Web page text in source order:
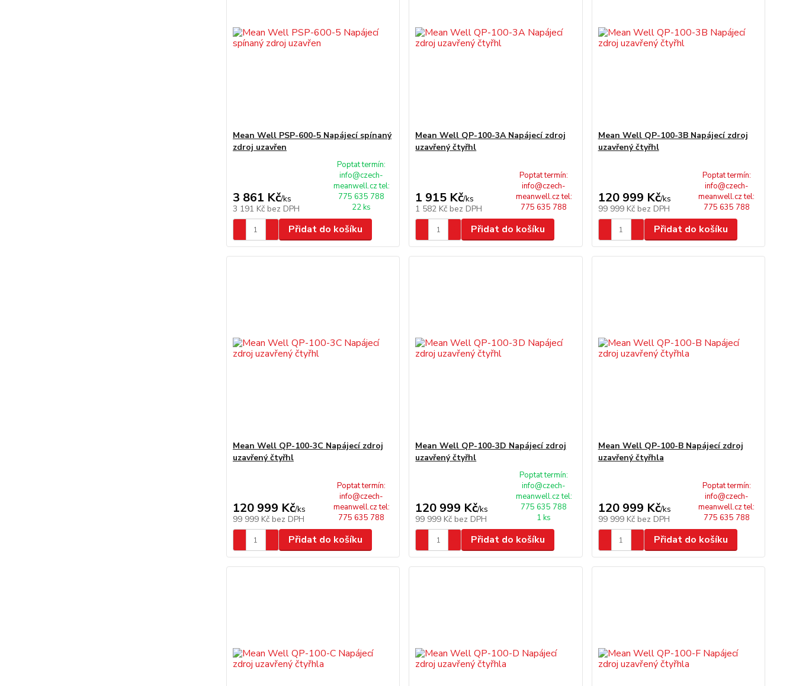
Mean Well PSP-600-5 Napájecí spínaný
zdroj uzavřen
3 861 Kč/ks
3 191 Kč bez DPH
Poptat termín:
info@czech-
meanwell.cz tel:
775 635 788
22 ks
Přidat do košíku
Mean Well QP-100-3A Napájecí zdroj
uzavřený čtyřhl
1 915 Kč/ks
1 582 Kč bez DPH
Poptat termín:
info@czech-
meanwell.cz tel:
775 635 788
Přidat do košíku
Mean Well QP-100-3B Napájecí zdroj
uzavřený čtyřhl
120 999 Kč/ks
99 999 Kč bez DPH
Poptat termín:
info@czech-
meanwell.cz tel:
775 635 788
Přidat do košíku
Mean Well QP-100-3C Napájecí zdroj
uzavřený čtyřhl
120 999 Kč/ks
99 999 Kč bez DPH
Poptat termín:
info@czech-
meanwell.cz tel:
775 635 788
Přidat do košíku
Mean Well QP-100-3D Napájecí zdroj
uzavřený čtyřhl
120 999 Kč/ks
99 999 Kč bez DPH
Poptat termín:
info@czech-
meanwell.cz tel:
775 635 788
1 ks
Přidat do košíku
Mean Well QP-100-B Napájecí zdroj
uzavřený čtyřhla
120 999 Kč/ks
99 999 Kč bez DPH
Poptat termín:
info@czech-
meanwell.cz tel:
775 635 788
Přidat do košíku